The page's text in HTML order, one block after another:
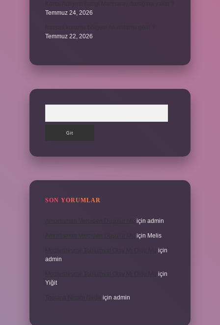
Temmuz 24, 2026
Temmuz 22, 2026
SON YORUMLAR
için admin
için Melis
için
admin
için
Yiğit
için admin